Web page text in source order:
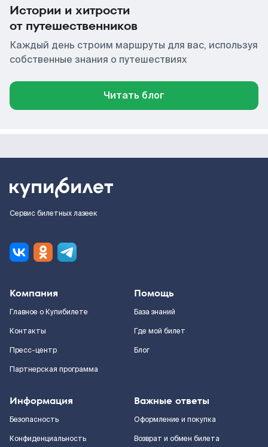
Истории и хитрости
от путешественников
Каждый день строим маршруты для вас, используя
собственные знания о путешествиях
Читать блог
Сервис билетных лазеек
Компания
Главное о Купибилете
Контакты
Пресс-центр
Партнерская программа
Помощь
База знаний
Где мой билет
Блог
Информация
Безопасность
Конфиденциальность
Важные ответы
Оформление и покупка
Возврат и обмен билета